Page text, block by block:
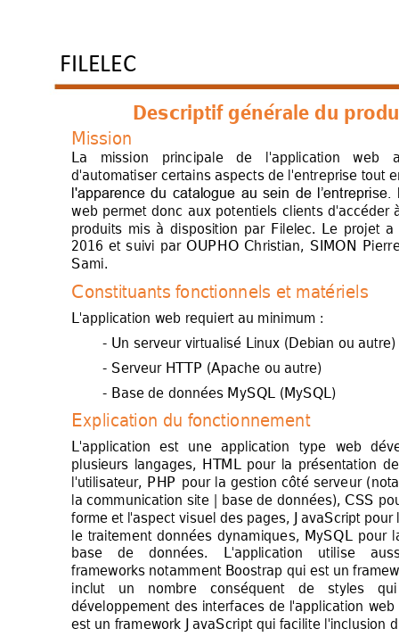
FILELEC
Descriptif générale du
Mission
La mission principale de l'application web
d'automatiser certains aspects de l'entreprise tout
l'apparence du catalogue au sein de l’entreprise.
web permet donc aux potentiels clients d'accéder
produits mis à disposition par Filelec. Le projet a
2016 et suivi par OUPHO Christian, SIMON Pierr
Sami.
Constituants fonctionnels et matériels
L'application web requiert au minimum :
- Un serveur virtualisé Linux (Debian ou autre)
- Serveur HTTP (Apache ou autre)
- Base de données MySQL (MySQL)
Explication du fonctionnement
L'application est une application type web dév
plusieurs langages, HTML pour la présentation d
l'utilisateur, PHP pour la gestion côté serveur
la communication site | base de données), CSS
forme et l'aspect visuel des pages, JavaScript pour
le traitement données dynamiques, MySQL pour l
base de données. L'application utilise
frameworks notamment Boostrap qui est un
inclut un nombre conséquent de styles
développement des interfaces de l'application web
est un framework JavaScript qui facilite l'inclusion